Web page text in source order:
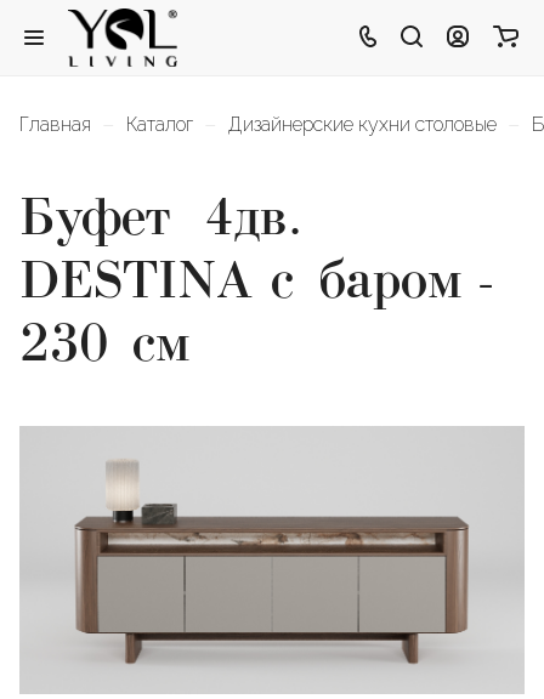
Главная Каталог Дизайнерские кухни столовые
Буфет 4дв.
DESTINA с баром -
230 см